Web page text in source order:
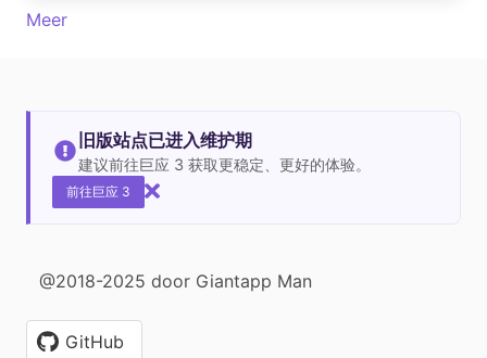
Meer
旧版站点已进入维护期
建议前往巨应 3 获取更稳定、更好的体验。
前往巨应 3
@2018-2025 door Giantapp Man
GitHub